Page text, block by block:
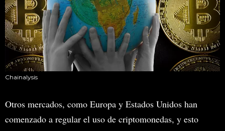
Chainalysis
Otros mercados, como Europa y Estados Unidos han
comenzado a regular el uso de criptomonedas, y esto